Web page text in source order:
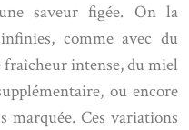
saveur figée. On la
comme avec du
intense, du miel
ou encore
Ces variations